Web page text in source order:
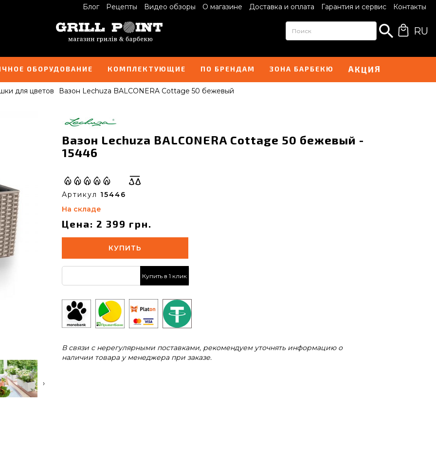
Блог Рецепты Видео обзоры О магазине Доставка и оплата Гарантия и сервис Контакты
RU
ОБОРУДОВАНИЕ КОМПЛЕКТУЮЩИЕ ПО БРЕНДАМ ЗОНА БАРБЕКЮ АКЦИЯ
для цветов Вазон Lechuza BALCONERA Cottage 50 бежевый
›
Вазон Lechuza BALCONERA Cottage 50 бежевый -
15446
Артикул 15446
На складе
Цена: 2 399 грн.
КУПИТЬ
Купить в 1 клик
В связи с нерегулярными поставками, рекомендуем уточнять информацию о
наличии товара у менеджера при заказе.